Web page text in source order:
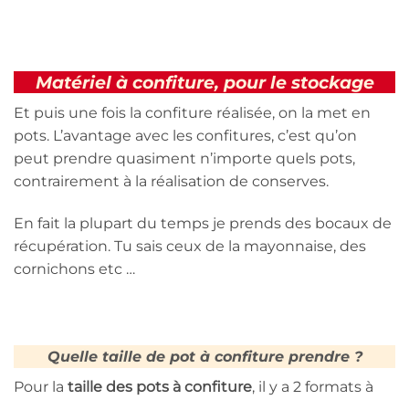
Matériel à confiture, pour le stockage
Et puis une fois la confiture réalisée, on la met en
pots. L’avantage avec les confitures, c’est qu’on
peut prendre quasiment n’importe quels pots,
contrairement à la réalisation de conserves.
En fait la plupart du temps je prends des bocaux de
récupération. Tu sais ceux de la mayonnaise, des
cornichons etc …
Quelle taille de pot à confiture prendre ?
Pour la taille des pots à confiture, il y a 2 formats à